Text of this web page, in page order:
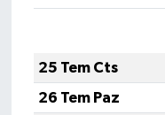
25 Tem Cts
26 Tem Paz